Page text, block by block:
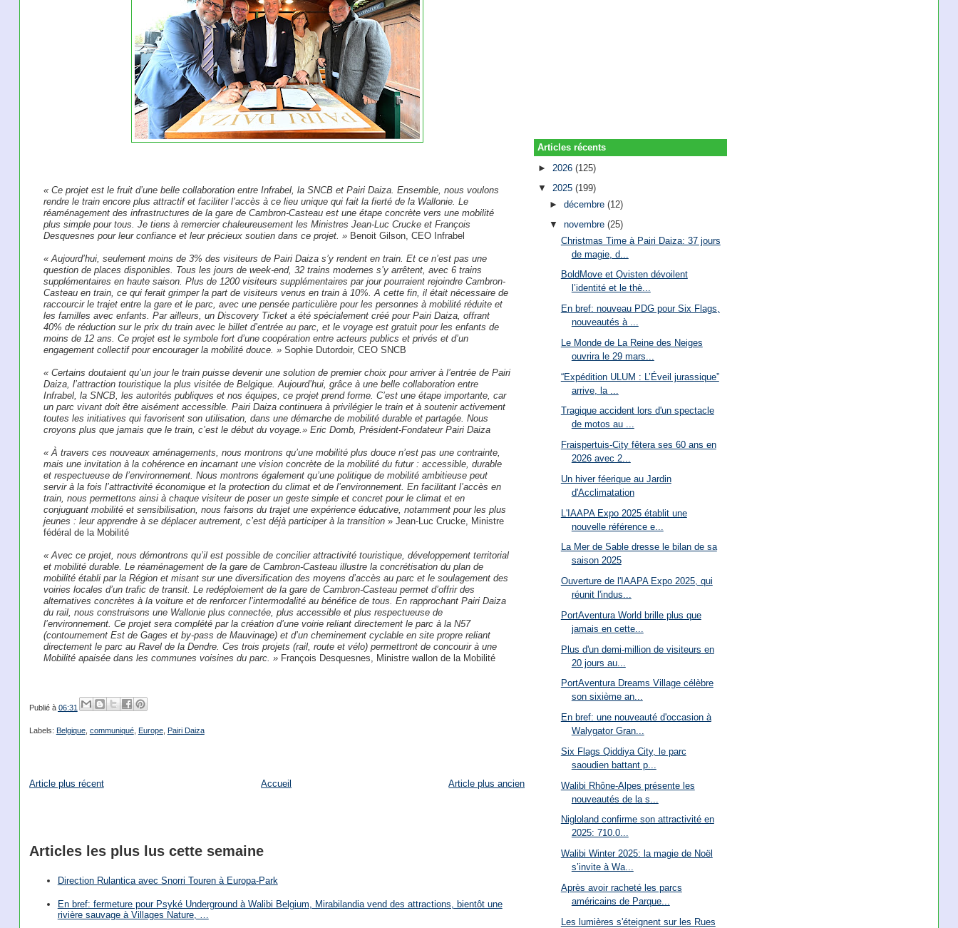
« Ce projet est le fruit d’une belle collaboration entre Infrabel, la SNCB et Pairi Daiza. Ensemble, nous voulons
rendre le train encore plus attractif et faciliter l’accès à ce lieu unique qui fait la fierté de la Wallonie. Le
réaménagement des infrastructures de la gare de Cambron-Casteau est une étape concrète vers une mobilité
plus simple pour tous. Je tiens à remercier chaleureusement les Ministres Jean-Luc Crucke et François
Desquesnes pour leur confiance et leur précieux soutien dans ce projet. »Benoit Gilson, CEO Infrabel
« Aujourd’hui, seulement moins de 3% des visiteurs de Pairi Daiza s’y rendent en train. Et ce n’est pas une
question de places disponibles. Tous les jours de week-end, 32 trains modernes s’y arrêtent, avec 6 trains
supplémentaires en haute saison. Plus de 1200 visiteurs supplémentaires par jour pourraient rejoindre Cambron-
Casteau en train, ce qui ferait grimper la part de visiteurs venus en train à 10%. A cette fin, il était nécessaire de
raccourcir le trajet entre la gare et le parc, avec une pensée particulière pour les personnes à mobilité réduite et
les familles avec enfants. Par ailleurs, un Discovery Ticket a été spécialement créé pour Pairi Daiza, offrant
40% de réduction sur le prix du train avec le billet d’entrée au parc, et le voyage est gratuit pour les enfants de
moins de 12 ans. Ce projet est le symbole fort d’une coopération entre acteurs publics et privés et d’un
engagement collectif pour encourager la mobilité douce. »Sophie Dutordoir, CEO SNCB
« Certains doutaient qu’un jour le train puisse devenir une solution de premier choix pour arriver à l’entrée de Pairi
Daiza, l’attraction touristique la plus visitée de Belgique. Aujourd’hui, grâce à une belle collaboration entre
Infrabel, la SNCB, les autorités publiques et nos équipes, ce projet prend forme. C’est une étape importante, car
un parc vivant doit être aisément accessible. Pairi Daiza continuera à privilégier le train et à soutenir activement
toutes les initiatives qui favorisent son utilisation, dans une démarche de mobilité durable et partagée. Nous
croyons plus que jamais que le train, c’est le début du voyage.» Eric Domb, Président-Fondateur Pairi Daiza
« À travers ces nouveaux aménagements, nous montrons qu’une mobilité plus douce n’est pas une contrainte,
mais une invitation à la cohérence en incarnant une vision concrète de la mobilité du futur : accessible, durable
et respectueuse de l’environnement. Nous montrons également qu’une politique de mobilité ambitieuse peut
servir à la fois l’attractivité économique et la protection du climat et de l’environnement. En facilitant l’accès en
train, nous permettons ainsi à chaque visiteur de poser un geste simple et concret pour le climat et en
conjuguant mobilité et sensibilisation, nous faisons du trajet une expérience éducative, notamment pour les plus
jeunes : leur apprendre à se déplacer autrement, c’est déjà participer à la transition » Jean-Luc Crucke, Ministre
fédéral de la Mobilité
« Avec ce projet, nous démontrons qu’il est possible de concilier attractivité touristique, développement territorial
et mobilité durable. Le réaménagement de la gare de Cambron-Casteau illustre la concrétisation du plan de
mobilité établi par la Région et misant sur une diversification des moyens d’accès au parc et le soulagement des
voiries locales d’un trafic de transit. Le redéploiement de la gare de Cambron-Casteau permet d’offrir des
alternatives concrètes à la voiture et de renforcer l’intermodalité au bénéfice de tous. En rapprochant Pairi Daiza
du rail, nous construisons une Wallonie plus connectée, plus accessible et plus respectueuse de
l’environnement. Ce projet sera complété par la création d’une voirie reliant directement le parc à la N57
(contournement Est de Gages et by-pass de Mauvinage) et d’un cheminement cyclable en site propre reliant
directement le parc au Ravel de la Dendre. Ces trois projets (rail, route et vélo) permettront de concourir à une
Mobilité apaisée dans les communes voisines du parc. »François Desquesnes, Ministre wallon de la Mobilité
Publié à 06:31
Labels: Belgique, communiqué, Europe, Pairi Daiza
Article plus récent Article plus ancien
Accueil
Articles les plus lus cette semaine
Direction Rulantica avec Snorri Touren à Europa-Park
En bref: fermeture pour Psyké Underground à Walibi Belgium, Mirabilandia vend des attractions, bientôt une
rivière sauvage à Villages Nature, …
Articles récents
► 2026(125)
▼2025(199)
► décembre (12)
▼ novembre (25)
Christmas Time à Pairi Daiza: 37 jours
de magie, d...
BoldMove et Qvisten dévoilent
l’identité et le thè...
En bref: nouveau PDG pour Six Flags,
nouveautés à ...
Le Monde de La Reine des Neiges
ouvrira le 29 mars...
“Expédition ULUM : L’Éveil jurassique”
arrive, la ...
Tragique accident lors d'un spectacle
de motos au ...
Fraispertuis-City fêtera ses 60 ans en
2026 avec 2...
Un hiver féerique au Jardin
d'Acclimatation
L'IAAPA Expo 2025 établit une
nouvelle référence e...
La Mer de Sable dresse le bilan de sa
saison 2025
Ouverture de l'IAAPA Expo 2025, qui
réunit l'indus...
PortAventura World brille plus que
jamais en cette...
Plus d'un demi-million de visiteurs en
20 jours au...
PortAventura Dreams Village célèbre
son sixième an...
En bref: une nouveauté d'occasion à
Walygator Gran...
Six Flags Qiddiya City, le parc
saoudien battant p...
Walibi Rhône-Alpes présente les
nouveautés de la s...
Nigloland confirme son attractivité en
2025: 710.0...
Walibi Winter 2025: la magie de Noël
s’invite à Wa...
Après avoir racheté les parcs
américains de Parque...
Les lumières s'éteignent sur les Rues